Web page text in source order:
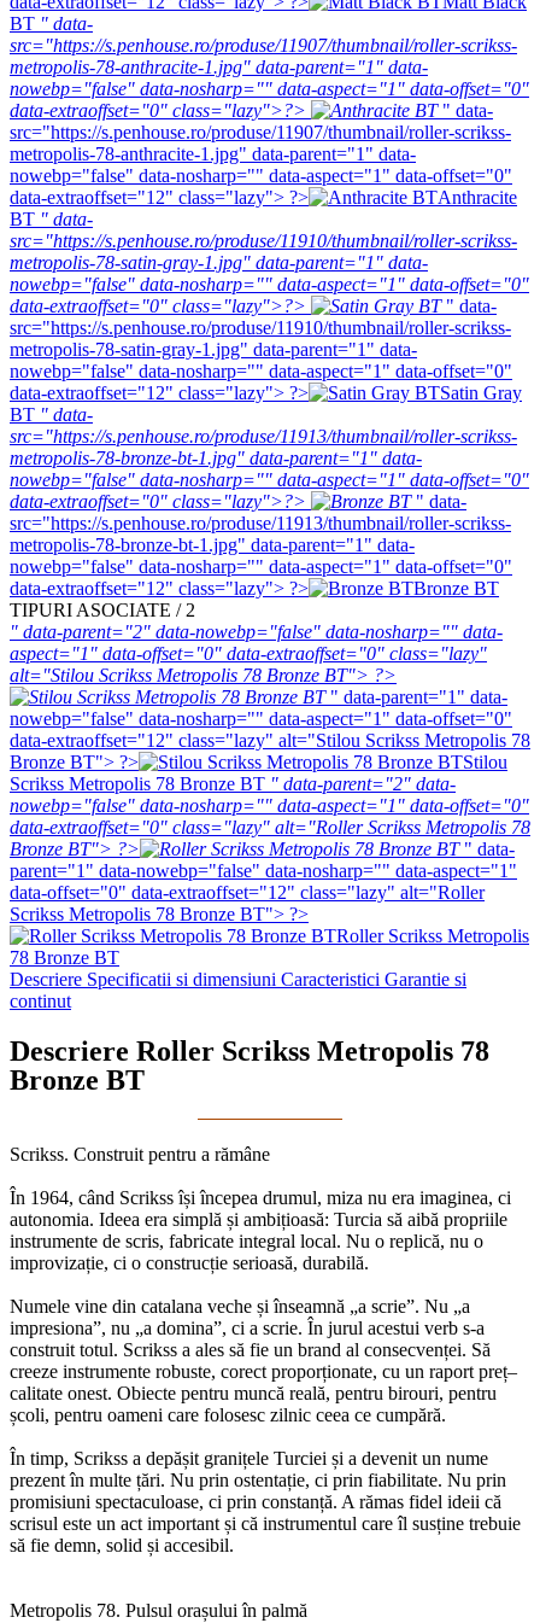
BT " data-
src="https://s.penhouse.ro/produse/11907/thumbnail/roller-scrikss-
metropolis-78-anthracite-1.jpg" data-parent="1" data-
nowebp="false" data-nosharp="" data-aspect="1" data-offset="0"
data-extraoffset="0" class="lazy">?>
" data-
src="https://s.penhouse.ro/produse/11907/thumbnail/roller-scrikss-
metropolis-78-anthracite-1.jpg" data-parent="1" data-
nowebp="false" data-nosharp="" data-aspect="1" data-offset="0"
data-extraoffset="12" class="lazy"> ?>
Anthracite
BT " data-
src="https://s.penhouse.ro/produse/11910/thumbnail/roller-scrikss-
metropolis-78-satin-gray-1.jpg" data-parent="1" data-
nowebp="false" data-nosharp="" data-aspect="1" data-offset="0"
data-extraoffset="0" class="lazy">?>
" data-
src="https://s.penhouse.ro/produse/11910/thumbnail/roller-scrikss-
metropolis-78-satin-gray-1.jpg" data-parent="1" data-
nowebp="false" data-nosharp="" data-aspect="1" data-offset="0"
data-extraoffset="12" class="lazy"> ?>
Satin Gray
BT " data-
src="https://s.penhouse.ro/produse/11913/thumbnail/roller-scrikss-
metropolis-78-bronze-bt-1.jpg" data-parent="1" data-
nowebp="false" data-nosharp="" data-aspect="1" data-offset="0"
data-extraoffset="0" class="lazy">?>
" data-
src="https://s.penhouse.ro/produse/11913/thumbnail/roller-scrikss-
metropolis-78-bronze-bt-1.jpg" data-parent="1" data-
nowebp="false" data-nosharp="" data-aspect="1" data-offset="0"
data-extraoffset="12" class="lazy"> ?>
Bronze BT
TIPURI ASOCIATE / 2
" data-parent="2" data-nowebp="false" data-nosharp="" data-
aspect="1" data-offset="0" data-extraoffset="0" class="lazy"
alt="Stilou Scrikss Metropolis 78 Bronze BT"> ?>
" data-parent="1" data-
nowebp="false" data-nosharp="" data-aspect="1" data-offset="0"
data-extraoffset="12" class="lazy" alt="Stilou Scrikss Metropolis 78
Bronze BT"> ?>
Stilou
Scrikss Metropolis 78 Bronze BT " data-parent="2" data-
nowebp="false" data-nosharp="" data-aspect="1" data-offset="0"
data-extraoffset="0" class="lazy" alt="Roller Scrikss Metropolis 78
Bronze BT"> ?>
" data-
parent="1" data-nowebp="false" data-nosharp="" data-aspect="1"
data-offset="0" data-extraoffset="12" class="lazy" alt="Roller
Scrikss Metropolis 78 Bronze BT"> ?>
Roller Scrikss Metropolis
78 Bronze BT
Descriere Specificatii si dimensiuni Caracteristici Garantie si
continut
Descriere Roller Scrikss Metropolis 78
Bronze BT
Scrikss. Construit pentru a rămâne
În 1964, când Scrikss își începea drumul, miza nu era imaginea, ci
autonomia. Ideea era simplă și ambițioasă: Turcia să aibă propriile
instrumente de scris, fabricate integral local. Nu o replică, nu o
improvizație, ci o construcție serioasă, durabilă.
Numele vine din catalana veche și înseamnă „a scrie”. Nu „a
impresiona”, nu „a domina”, ci a scrie. În jurul acestui verb s-a
construit totul. Scrikss a ales să fie un brand al consecvenței. Să
creeze instrumente robuste, corect proporționate, cu un raport preț–
calitate onest. Obiecte pentru muncă reală, pentru birouri, pentru
școli, pentru oameni care folosesc zilnic ceea ce cumpără.
În timp, Scrikss a depășit granițele Turciei și a devenit un nume
prezent în multe țări. Nu prin ostentație, ci prin fiabilitate. Nu prin
promisiuni spectaculoase, ci prin constanță. A rămas fidel ideii că
scrisul este un act important și că instrumentul care îl susține trebuie
să fie demn, solid și accesibil.
Metropolis 78. Pulsul orașului în palmă